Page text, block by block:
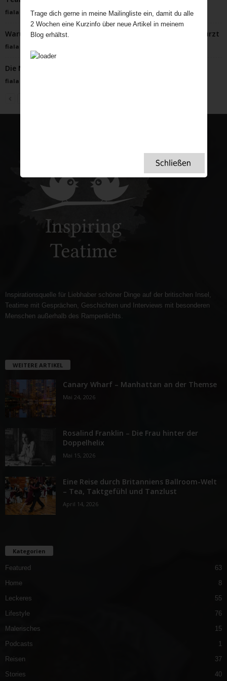
fiala Januar 5, 2023
Warum Schnee die Briten in eine (sympathische) Krise stürzt
fiala
Die Nebel Dartmoors – auch uns hielten sie gefangen.
fiala
Inspirationsquelle für Liebhaber schöner Dinge auf der britischen Insel,
Teatime mit Gesprächen, Geschichten und Interviews mit besonderen
Menschen außerhalb des Rampenlichts.
WEITERE ARTIKEL
Canary Wharf – Manhattan an der Themse
Mai 24, 2026
Rosalind Franklin – Die Frau hinter der
Doppelhelix
Mai 15, 2026
Eine Reise durch Britanniens Ballroom-Welt
– Tea, Taktgefühl und Tanzlust
April 14, 2026
Kategorien
Featured
63
Home
8
Leckeres
55
Lifestyle
76
Malerisches
15
Podcasts
1
Reisen
37
Stories
40
Trage dich gerne in meine Mailingliste ein, damit du alle
2 Wochen eine Kurzinfo über neue Artikel in meinem
Blog erhältst.